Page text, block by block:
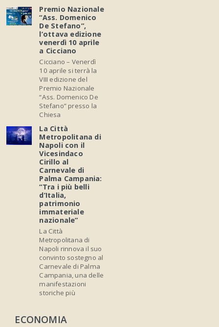
Premio Nazionale
“Ass. Domenico
De Stefano”,
l’ottava edizione
venerdì 10 aprile
a Cicciano
Cicciano – Venerdì
10 aprile si terrà la
VIII edizione del
Premio Nazionale
“Ass. Domenico De
Stefano” presso la
Chiesa
La Città
Metropolitana di
Napoli con il
Vicesindaco
Cirillo al
Carnevale di
Palma Campania:
“Tra i più belli
d’Italia,
patrimonio
immateriale
nazionale”
La Città
Metropolitana di
Napoli rinnova il suo
convinto sostegno al
Carnevale di Palma
Campania, una delle
manifestazioni
storiche più
ECONOMIA